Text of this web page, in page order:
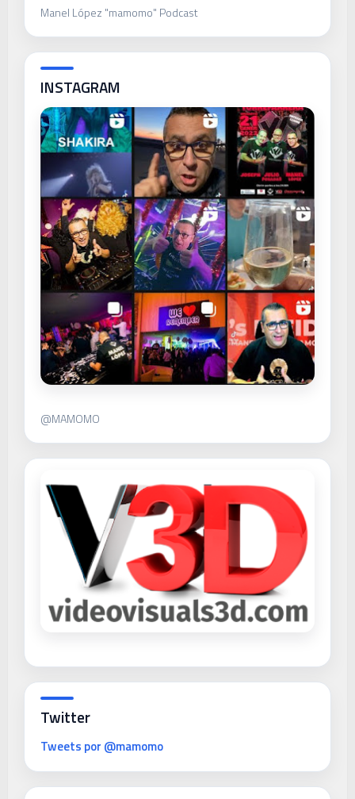
Manel López "mamomo" Podcast
INSTAGRAM
@MAMOMO
Twitter
Tweets por @mamomo